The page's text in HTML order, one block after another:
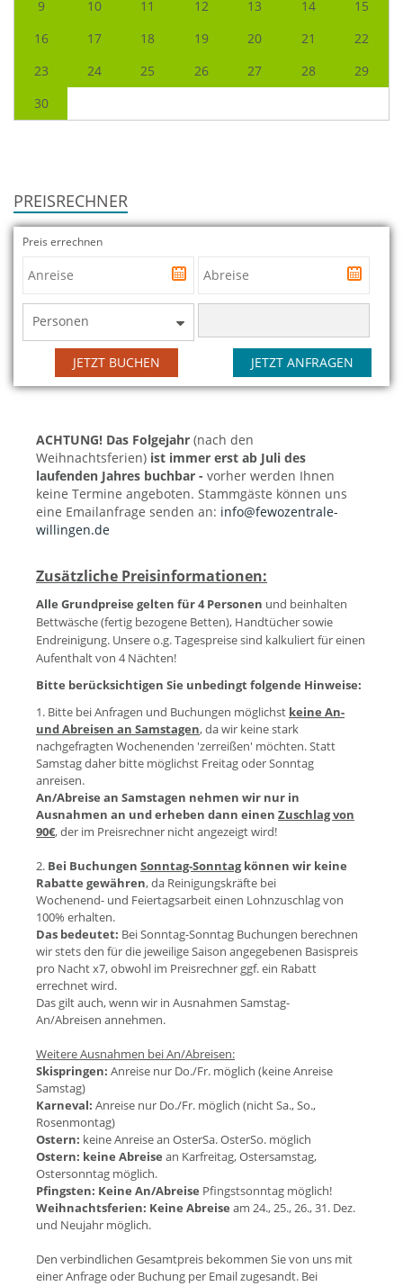
9 10 11 12 13 14
15
16
17 18 19 20 21
22
23
24 25 26 27 28
29
30
PREISRECHNER
Preis errechnen
Personen
JETZT ANFRAGEN
JETZT BUCHEN
ACHTUNG! Das Folgejahr (nach den
Weihnachtsferien) ist immer erst ab Juli des
laufenden Jahres buchbar - vorher werden Ihnen
keine Termine angeboten. Stammgäste können uns
eine Emailanfrage senden an: info@fewozentrale-
willingen.de
Zusätzliche Preisinformationen:
Alle Grundpreise gelten für 4 Personen und beinhalten
Bettwäsche (fertig bezogene Betten), Handtücher sowie
Endreinigung. Unsere o.g. Tagespreise sind kalkuliert für einen
Aufenthalt von 4 Nächten!
Bitte berücksichtigen Sie unbedingt folgende Hinweise:
1. Bitte bei Anfragen und Buchungen möglichst keine An-
und Abreisen an Samstagen, da wir keine stark
nachgefragten Wochenenden 'zerreißen' möchten. Statt
Samstag daher bitte möglichst Freitag oder Sonntag
anreisen.
An/Abreise an Samstagen nehmen wir nur in
Ausnahmen an und erheben dann einen Zuschlag von
90€, der im Preisrechner nicht angezeigt wird!
2. Bei Buchungen Sonntag-Sonntagkönnen wir keine
Rabatte gewähren, da Reinigungskräfte bei
Wochenend- und Feiertagsarbeit einen Lohnzuschlag von
100% erhalten.
Das bedeutet: Bei Sonntag-Sonntag Buchungen berechnen
wir stets den für die jeweilige Saison angegebenen Basispreis
pro Nacht x7, obwohl im Preisrechner ggf. ein Rabatt
errechnet wird.
Das gilt auch, wenn wir in Ausnahmen Samstag-
An/Abreisen annehmen.
Weitere Ausnahmen bei An/Abreisen:
Skispringen: Anreise nur Do./Fr. möglich (keine Anreise
Samstag)
Karneval: Anreise nur Do./Fr. möglich (nicht Sa., So.,
Rosenmontag)
Ostern: keine Anreise an OsterSa. OsterSo. möglich
Ostern: keine Abreise an Karfreitag, Ostersamstag,
Ostersonntag möglich.
Pfingsten: Keine An/Abreise Pfingstsonntag möglich!
Weihnachtsferien: Keine Abreise am 24., 25., 26., 31. Dez.
und Neujahr möglich.
Den verbindlichen Gesamtpreis bekommen Sie von uns mit
einer Anfrage oder Buchung per Email zugesandt. Bei